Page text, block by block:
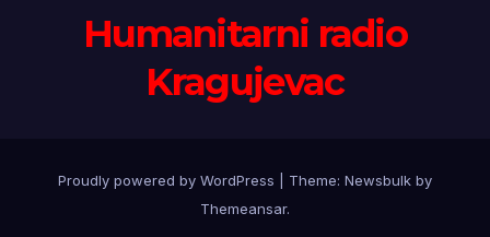
Humanitarni radio
Kragujevac
Proudly powered by WordPress Theme: Newsbulk by
Themeansar.